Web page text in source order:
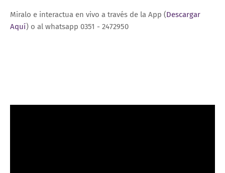
Miralo e interactua en vivo a través de la App (Descargar
Aquí) o al whatsapp 0351 - 2472950